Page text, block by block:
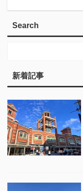
Search
新着記事